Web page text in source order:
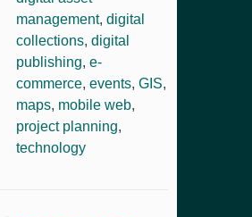
management, digital
collections, digital
publishing, e-
commerce, events, GIS,
maps, mobile web,
project planning,
technology